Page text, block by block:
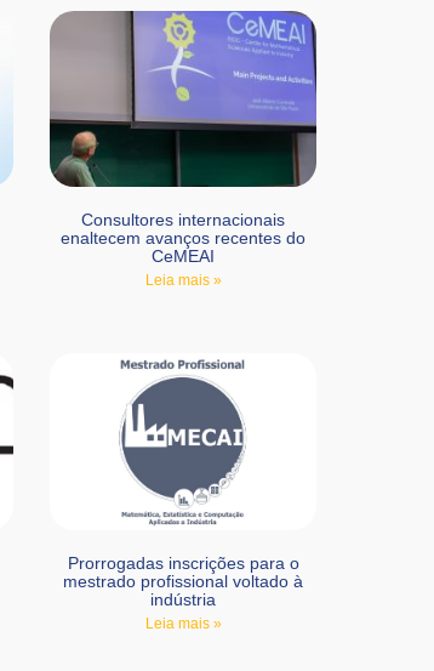
Consultores internacionais
enaltecem avanços recentes do
CeMEAI
Leia mais »
Prorrogadas inscrições para o
mestrado profissional voltado à
indústria
Leia mais »